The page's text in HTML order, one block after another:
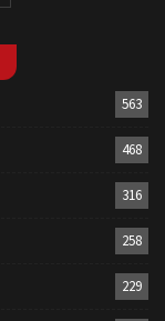
563
468
316
258
229